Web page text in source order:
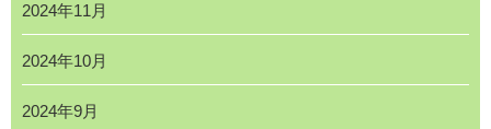
2024年11月
2024年10月
2024年9月